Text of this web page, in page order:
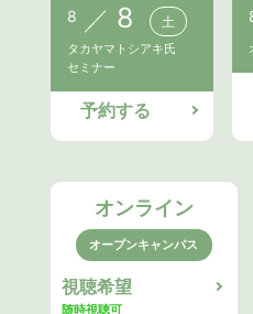
8 8 土
タカヤマトシアキ氏
セミナー
予約する
オンライン
オープンキャンパス
視聴希望
随時視聴可